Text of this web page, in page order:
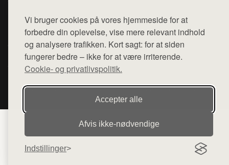
Vi bruger cookies på vores hjemmeside for at
forbedre din oplevelse, vise mere relevant indhold
og analysere trafikken. Kort sagt: for at siden
fungerer bedre – ikke for at være irriterende.
Cookie- og privatlivspolitik.
Accepter alle
Afvis ikke‑nødvendige
Indstillinger
Denne side er en del af want.dk, der udgiver en række
hjemmesider med præsentation af forskellige produkter fra
diverse webshops. Der sælges ikke varer fra denne side - vi
henviser til de shops, som sælger varen. Vi har heller ikke
varerne på lager.
© 2026 comedancewithme.dk. Alle rettigheder forbeholdes.